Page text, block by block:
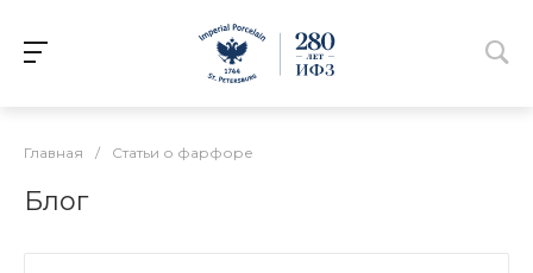
Главная / Статьи о фарфоре
Блог